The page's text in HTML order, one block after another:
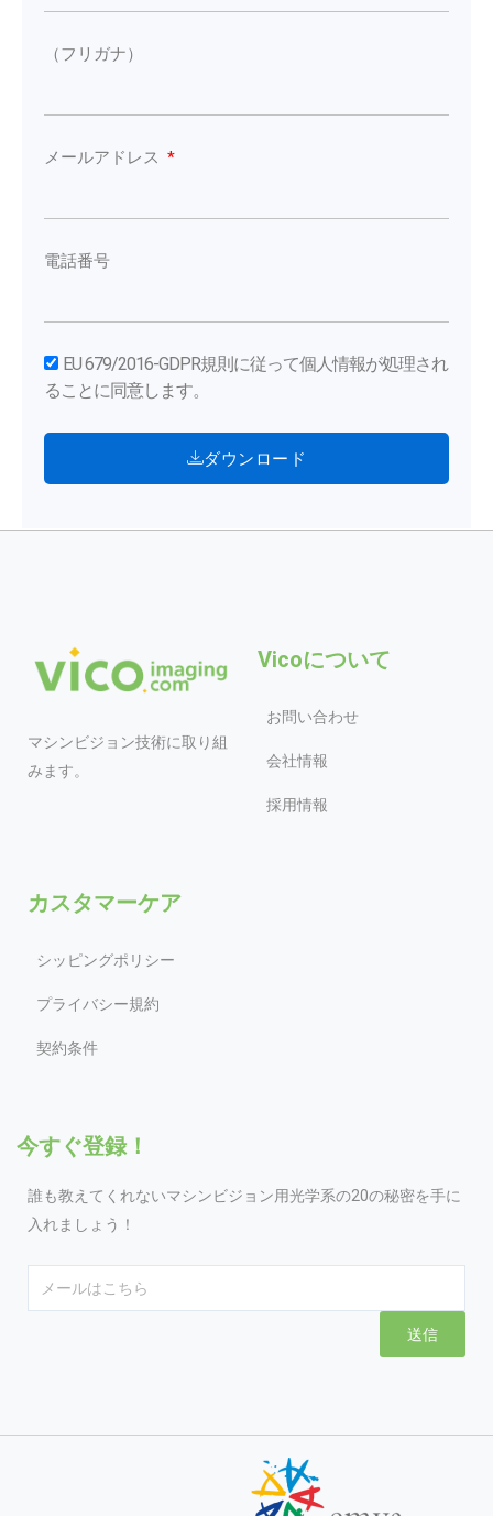
（フリガナ）
メールアドレス
電話番号
EU 679/2016-GDPR規則に従って個人情報が処理され
ることに同意します。
ダウンロード
マシンビジョン技術に取り組
みます。
Vicoについて
お問い合わせ
会社情報
採用情報
カスタマーケア
シッピングポリシー
プライバシー規約
契約条件
今すぐ登録！
誰も教えてくれないマシンビジョン用光学系の20の秘密を手に
入れましょう！
送信